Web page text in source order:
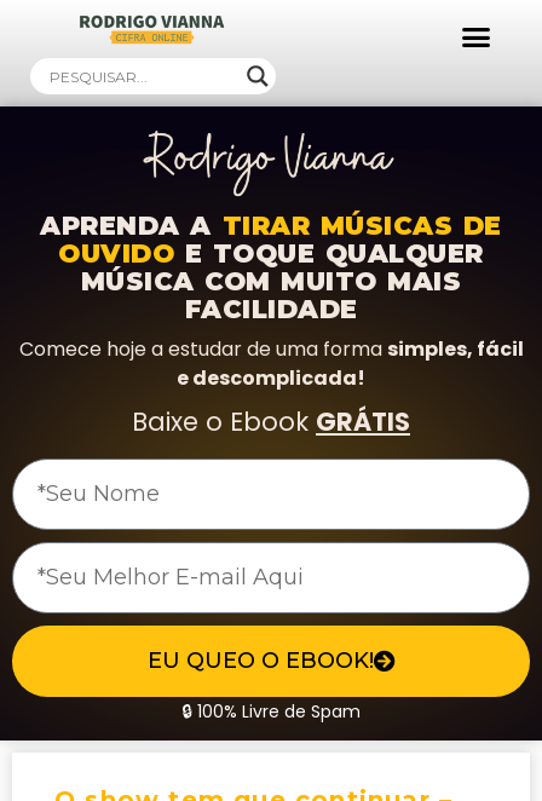
APRENDA A TIRAR MÚSICAS DE
OUVIDO E TOQUE QUALQUER
MÚSICA COM MUITO MAIS
FACILIDADE
Comece hoje a estudar de uma formasimples, fácil
e descomplicada!
Baixe o Ebook GRÁTIS
EU QUEO O EBOOK!
🔒 100% Livre de Spam